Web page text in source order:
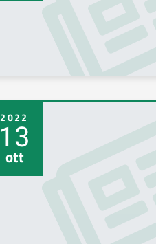
2022
13
ott